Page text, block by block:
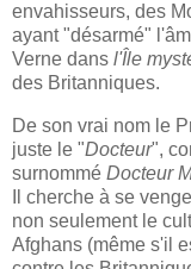
envahisseurs, des
ayant "désarmé"
Verne dans l'Île
des Britanniques.
De son vrai nom le
juste le "Docteur",
surnommé Docteur
Il cherche à se
non seulement le
Afghans (même s'il